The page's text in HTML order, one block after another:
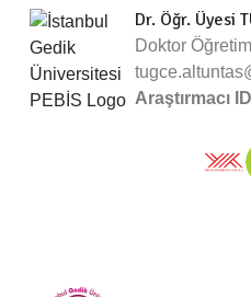
Dr. Öğr. Üyesi
Doktor
Araştırmacı